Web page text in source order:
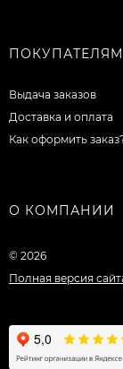
ПОКУПАТЕЛЯМ
Выдача заказов
Доставка и оплата
Как оформить
О КОМПАНИИ
© 2026
Полная версия